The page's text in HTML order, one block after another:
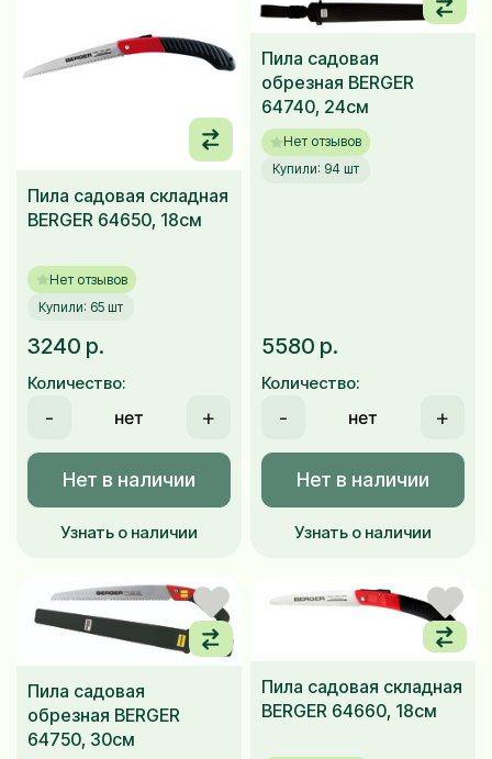
Пила садовая складная
BERGER 64650, 18см
Нет отзывов
Купили: 65 шт
3240 р.
Количество:
- +
Нет в наличии
Узнать о наличии
Пила садовая
обрезная BERGER
64740, 24см
Нет отзывов
Купили: 94 шт
5580 р.
Количество:
- +
Нет в наличии
Узнать о наличии
Пила садовая
обрезная BERGER
64750, 30см
Пила садовая складная
BERGER 64660, 18см